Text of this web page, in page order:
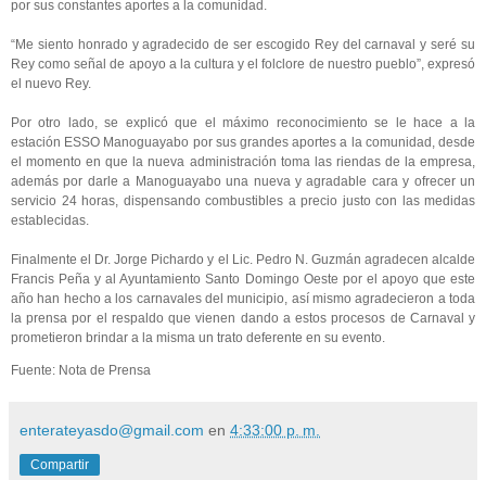
por sus constantes aportes a la comunidad.
“Me siento honrado y agradecido de ser escogido Rey del carnaval y seré su
Rey como señal de apoyo a la cultura y el folclore de nuestro pueblo”, expresó
el nuevo Rey.
Por otro lado, se explicó que el máximo reconocimiento se le hace a la
estación ESSO Manoguayabo por sus grandes aportes a la comunidad, desde
el momento en que la nueva administración toma las riendas de la empresa,
además por darle a Manoguayabo una nueva y agradable cara y ofrecer un
servicio 24 horas, dispensando combustibles a precio justo con las medidas
establecidas.
Finalmente el Dr. Jorge Pichardo y el Lic. Pedro N. Guzmán agradecen alcalde
Francis Peña y al Ayuntamiento Santo Domingo Oeste por el apoyo que este
año han hecho a los carnavales del municipio, así mismo agradecieron a toda
la prensa por el respaldo que vienen dando a estos procesos de Carnaval y
prometieron brindar a la misma un trato deferente en su evento.
Fuente: Nota de Prensa
enterateyasdo@gmail.com en 4:33:00 p. m.
Compartir